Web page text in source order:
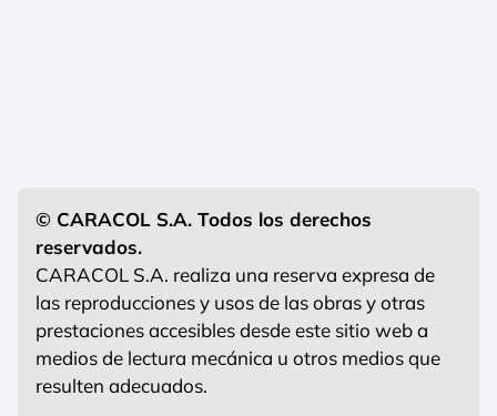
© CARACOL S.A. Todos los derechos
reservados.
CARACOL S.A. realiza una reserva expresa de
las reproducciones y usos de las obras y otras
prestaciones accesibles desde este sitio web a
medios de lectura mecánica u otros medios que
resulten adecuados.